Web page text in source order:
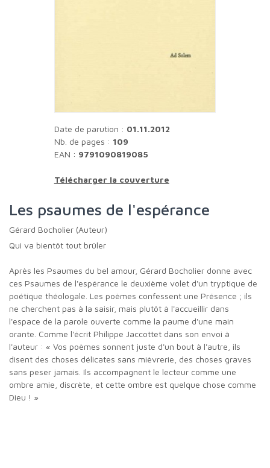
Date de parution : 01.11.2012
Nb. de pages : 109
EAN : 9791090819085
Télécharger la couverture
Les psaumes de l'espérance
Gérard Bocholier (Auteur)
Qui va bientôt tout brûler
Après les Psaumes du bel amour, Gérard Bocholier donne avec
ces Psaumes de l'espérance le deuxième volet d'un tryptique de
poétique théologale. Les poèmes confessent une Présence ; ils
ne cherchent pas à la saisir, mais plutôt à l'accueillir dans
l'espace de la parole ouverte comme la paume d'une main
orante. Comme l'écrit Philippe Jaccottet dans son envoi à
l'auteur : « Vos poèmes sonnent juste d'un bout à l'autre, ils
disent des choses délicates sans mièvrerie, des choses graves
sans peser jamais. Ils accompagnent le lecteur comme une
ombre amie, discrète, et cette ombre est quelque chose comme
Dieu ! »